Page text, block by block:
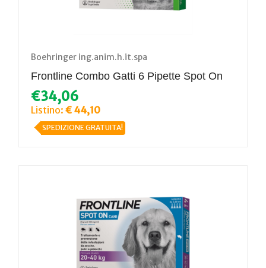
Boehringer ing.anim.h.it.spa
Frontline Combo Gatti 6 Pipette Spot On
€34,06
Listino: € 44,10
SPEDIZIONE GRATUITA!